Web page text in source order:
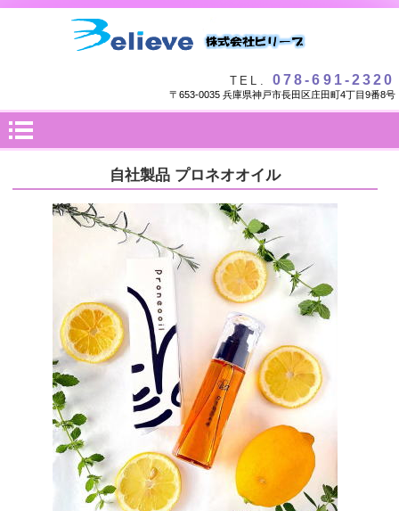
TEL. 078-691-2320
〒653-0035 兵庫県神戸市長田区庄田町4丁目9番8号
自社製品 プロネオオイル